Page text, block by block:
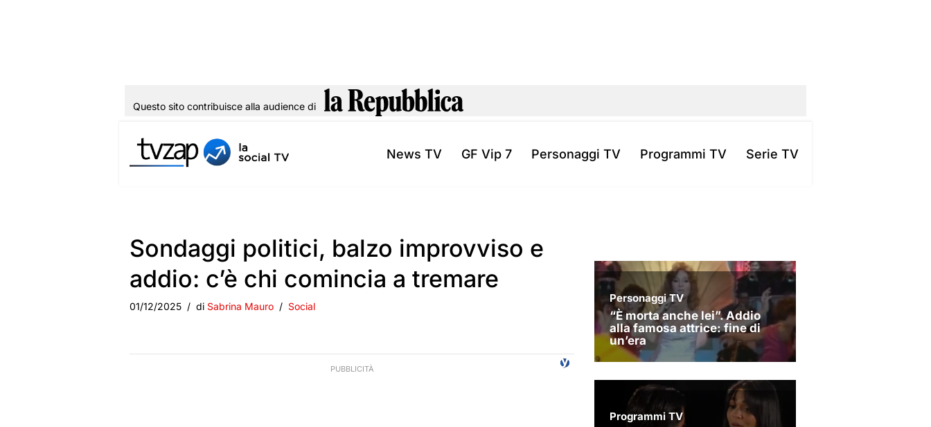
al
Questo sito contribuisce alla audience di
News TV GF Vip 7 Personaggi TV Programmi TV Serie TV
Sondaggi politici, balzo improvviso e
addio: c’è chi comincia a tremare
01/12/2025 di Sabrina Mauro Social